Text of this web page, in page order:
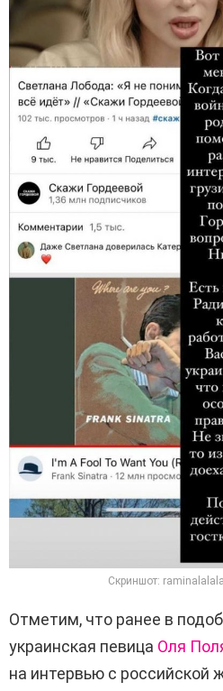
Скриншот:
Отметим, что ранее в
украинская певица Оля
на интервью с российской